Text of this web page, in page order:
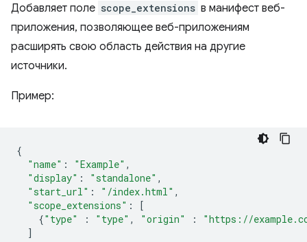
Добавляет поле scope_extensions в манифест веб-
приложения, позволяющее веб-приложениям
расширять свою область действия на другие
источники.
Пример:
{
"name" : "Example" ,
"display" : "standalone" ,
"start_url" : "/index.html" ,
"scope_extensions" :
[
{"type" : "type" , "origin" :
"https://
]